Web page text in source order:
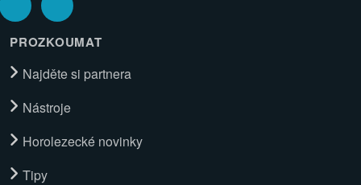
PROZKOUMAT
Najděte si partnera
Nástroje
Horolezecké novinky
Tipy